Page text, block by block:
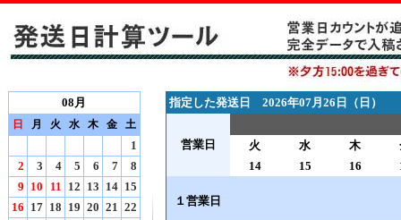
08月
日 月 火 水 木 金 土
1
2
3 4 5 6 7
8
9 10 11 12 13 14 15
16 17 18 19 20 21 22
指定した発送日 2026年07月26日（日）
営業日 火 水 木
14
15 16
１営業日